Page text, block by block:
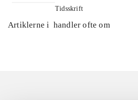
Tidsskrift
Artiklerne i handler ofte om